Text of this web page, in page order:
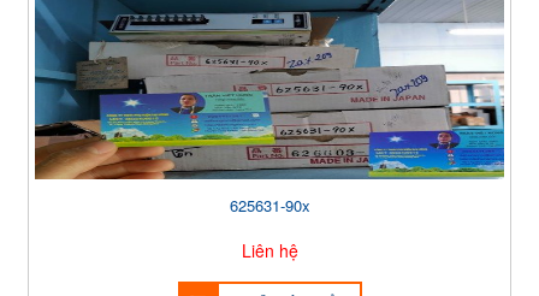
625631-90x
Liên hệ